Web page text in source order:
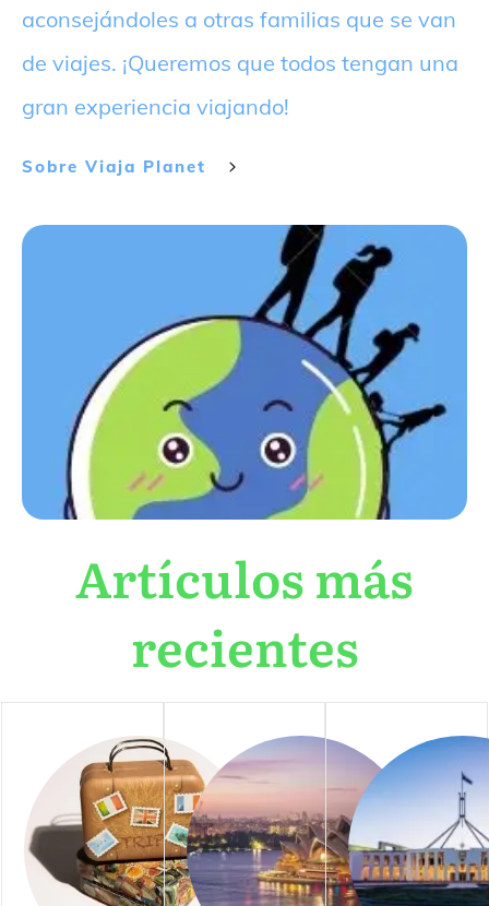
aconsejándoles a otras familias que se van
de viajes. ¡Queremos que todos tengan una
gran experiencia viajando!
Sobre Viaja Planet
Artículos más
recientes